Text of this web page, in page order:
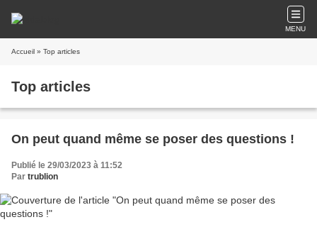
MENU
Accueil » Top articles
Top articles
On peut quand même se poser des questions !
Publié le 29/03/2023 à 11:52
Par trublion